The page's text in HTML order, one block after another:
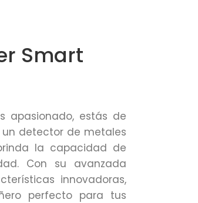
Smart
apasionado, estás de
un detector de metales
la capacidad de
Con su avanzada
innovadoras,
perfecto para tus